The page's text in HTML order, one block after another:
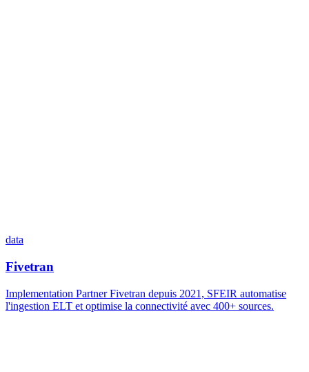
data
Fivetran
Implementation Partner Fivetran depuis 2021, SFEIR automatise
l'ingestion ELT et optimise la connectivité avec 400+ sources.